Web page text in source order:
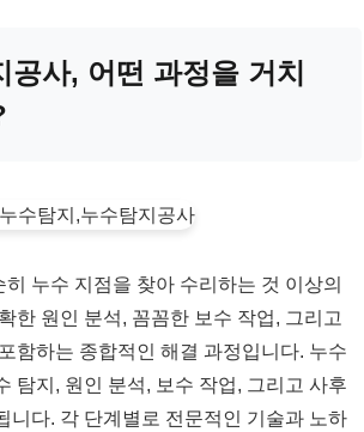
공사, 어떤 과정을 거치
누수 지점을 찾아 수리하는 것 이상의
한 원인 분석, 꼼꼼한 보수 작업, 그리고
함하는 종합적인 해결 과정입니다. 누수
탐지, 원인 분석, 보수 작업, 그리고 사후
니다. 각 단계별로 전문적인 기술과 노하